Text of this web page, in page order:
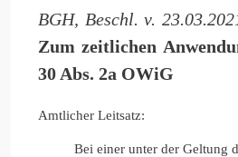
BGH, Beschl. v.
Zum zeitlichen
30 Abs. 2a OWiG
Amtlicher Leitsatz:
Bei einer unter der Geltung